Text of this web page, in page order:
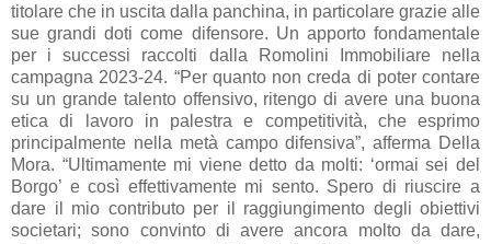
titolare che in uscita dalla panchina, in particolare grazie alle
sue grandi doti come difensore. Un apporto fondamentale
per i successi raccolti dalla Romolini Immobiliare nella
campagna 2023-24. “Per quanto non creda di poter contare
su un grande talento offensivo, ritengo di avere una buona
etica di lavoro in palestra e competitività, che esprimo
principalmente nella metà campo difensiva”, afferma Della
Mora. “Ultimamente mi viene detto da molti: ‘ormai sei del
Borgo’ e così effettivamente mi sento. Spero di riuscire a
dare il mio contributo per il raggiungimento degli obiettivi
societari; sono convinto di avere ancora molto da dare,